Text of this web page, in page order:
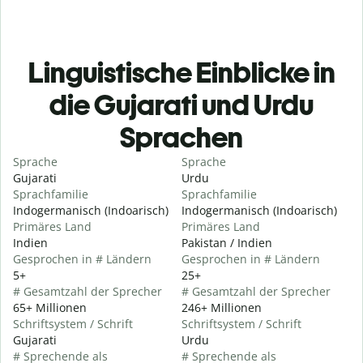
Linguistische Einblicke in
die Gujarati und Urdu
Sprachen
Sprache
Gujarati
Sprachfamilie
Indogermanisch (Indoarisch)
Primäres Land
Indien
Gesprochen in # Ländern
5+
# Gesamtzahl der Sprecher
65+ Millionen
Schriftsystem / Schrift
Gujarati
# Sprechende als
Sprache
Urdu
Sprachfamilie
Indogermanisch (Indoarisch)
Primäres Land
Pakistan / Indien
Gesprochen in # Ländern
25+
# Gesamtzahl der Sprecher
246+ Millionen
Schriftsystem / Schrift
Urdu
# Sprechende als